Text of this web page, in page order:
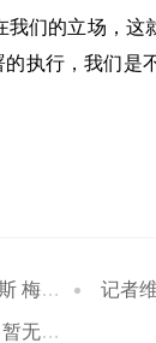
我们的立场，
执行，我们是
一传 记者维达
时间